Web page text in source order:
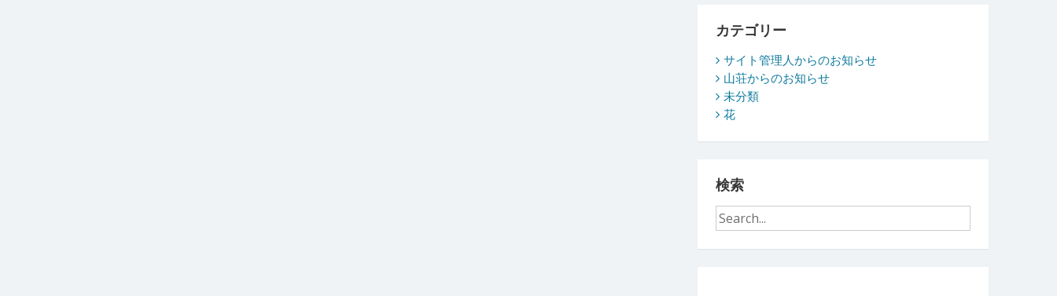
ブ
カテゴリー
サイト管理人からのお知らせ
山荘からのお知らせ
未分類
花
検索